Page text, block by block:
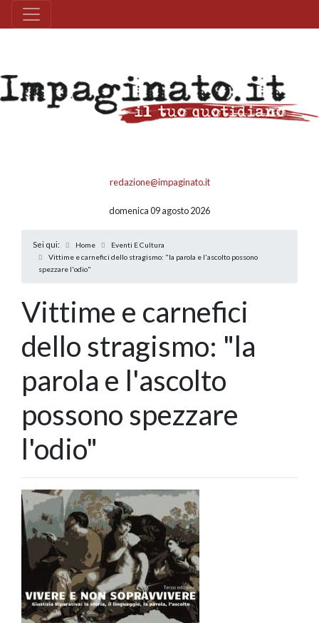
redazione@impaginato.it
domenica 09 agosto 2026
Sei qui: Home
Eventi E Cultura
Vittime e carnefici dello stragismo: "la parola e l'ascolto possono
spezzare l'odio"
Vittime e carnefici
dello stragismo: "la
parola e l'ascolto
possono spezzare
l'odio"